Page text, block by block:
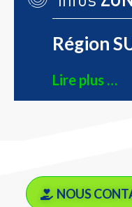
Région
Lire plus …
NOUS